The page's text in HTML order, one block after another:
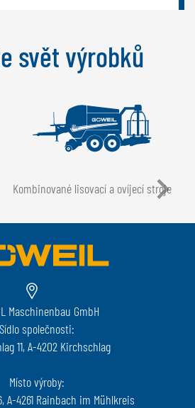
svět výrobků
Kombinované lisovací a ovíjecí stroje
Maschinenbau GmbH
Sídlo společnosti:
11, A-4202 Kirchschlag
Místo výroby:
A-4261 Rainbach im Mühlkreis